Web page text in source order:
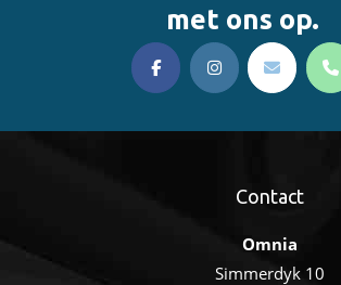
met ons op.
Contact
Omnia
Simmerdyk 10